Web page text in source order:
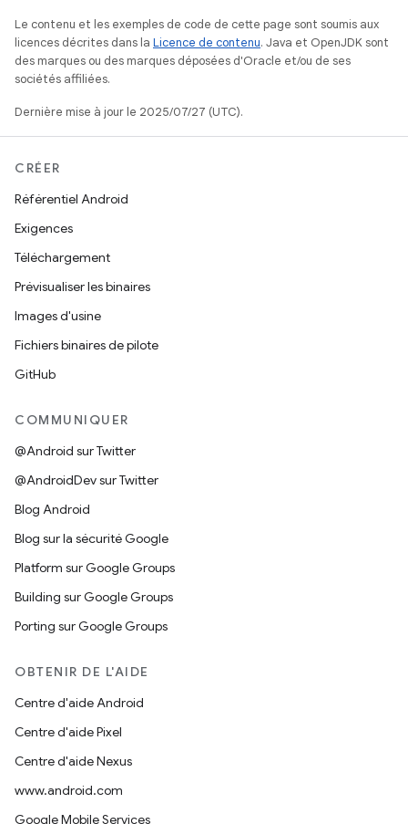
Le contenu et les exemples de code de cette page sont soumis aux
licences décrites dans la Licence de contenu. Java et OpenJDK sont
des marques ou des marques déposées d'Oracle et/ou de ses
sociétés affiliées.
Dernière mise à jour le 2025/07/27 (UTC).
CRÉER
Référentiel Android
Exigences
Téléchargement
Prévisualiser les binaires
Images d'usine
Fichiers binaires de pilote
GitHub
COMMUNIQUER
@Android sur Twitter
@AndroidDev sur Twitter
Blog Android
Blog sur la sécurité Google
Platform sur Google Groups
Building sur Google Groups
Porting sur Google Groups
OBTENIR DE L'AIDE
Centre d'aide Android
Centre d'aide Pixel
Centre d'aide Nexus
www.android.com
Google Mobile Services